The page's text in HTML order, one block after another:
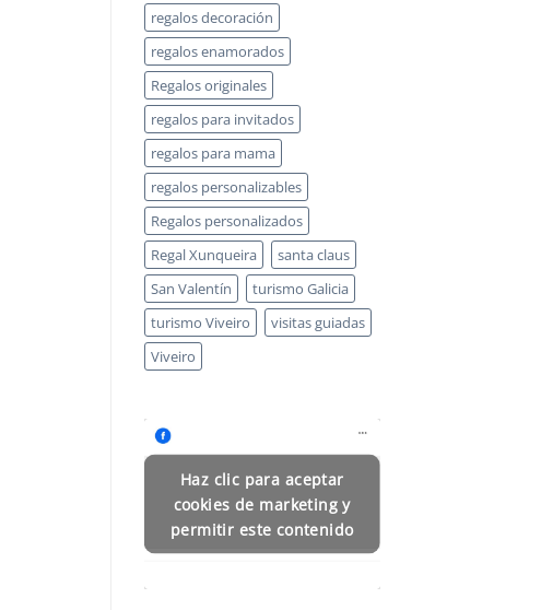
regalos decoración
regalos enamorados
Regalos originales
regalos para invitados
regalos para mama
regalos personalizables
Regalos personalizados
Regal Xunqueira
santa claus
San Valentín
turismo Galicia
turismo Viveiro
visitas guiadas
Viveiro
Haz clic para aceptar
cookies de marketing y
permitir este contenido